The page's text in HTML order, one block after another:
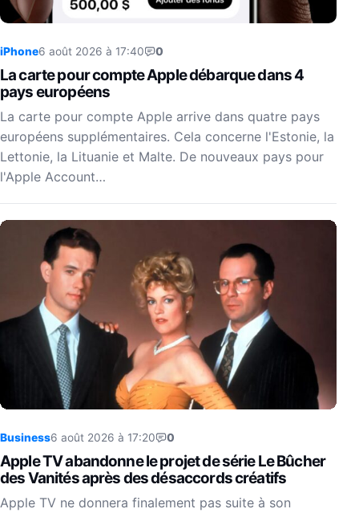
iPhone6 août 2026 à 17:40 0
La carte pour compte Apple débarque dans 4
pays européens
La carte pour compte Apple arrive dans quatre pays
européens supplémentaires. Cela concerne l'Estonie, la
Lettonie, la Lituanie et Malte. De nouveaux pays pour
l'Apple Account…
Business6 août 2026 à 17:20 0
Apple TV abandonne le projet de série Le Bûcher
des Vanités après des désaccords créatifs
Apple TV ne donnera finalement pas suite à son